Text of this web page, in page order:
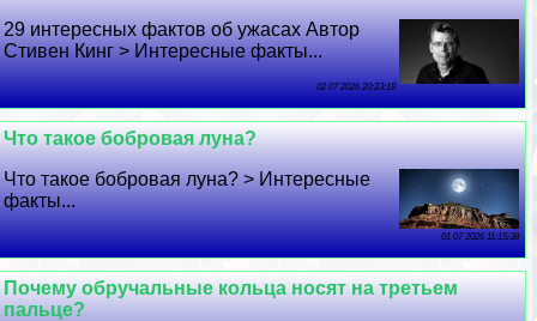
29 интересных фактов об ужасах Автор
Стивен Кинг > Интересные факты...
02 07 2026 20:23:18
Что такое бобровая луна?
Что такое бобровая луна? > Интересные
факты...
01 07 2026 11:15:38
Почему обручальные кольца носят на третьем
пальце?